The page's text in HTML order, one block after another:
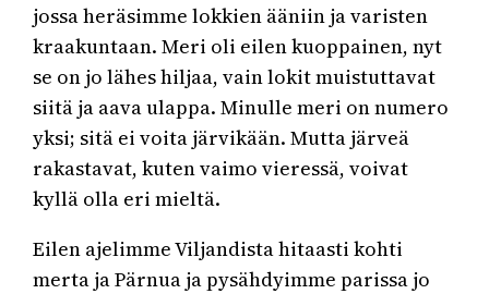
jossa heräsimme lokkien ääniin ja varisten
kraakuntaan. Meri oli eilen kuoppainen, nyt
se on jo lähes hiljaa, vain lokit muistuttavat
siitä ja aava ulappa. Minulle meri on numero
yksi; sitä ei voita järvikään. Mutta järveä
rakastavat, kuten vaimo vieressä, voivat
kyllä olla eri mieltä.
Eilen ajelimme Viljandista hitaasti kohti
merta ja Pärnua ja pysähdyimme parissa jo